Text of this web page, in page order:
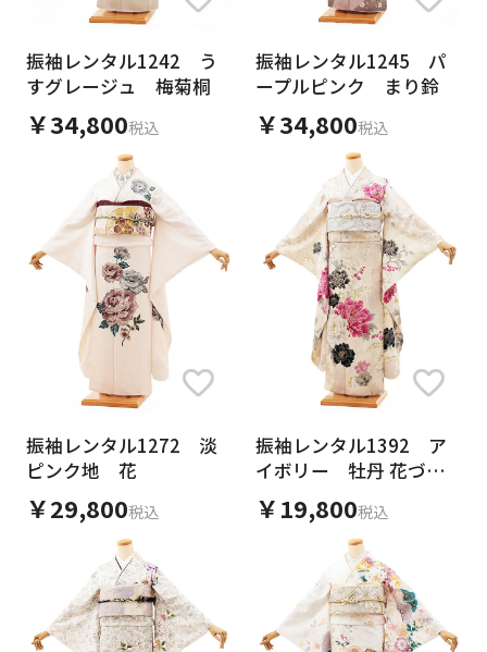
振袖レンタル1242 う
すグレージュ 梅菊桐
￥34,800税込
振袖レンタル1245 パ
ープルピンク まり鈴
￥34,800税込
振袖レンタル1272 淡
ピンク地 花
￥29,800税込
振袖レンタル1392 ア
イボリー 牡丹 花づく
し
￥19,800税込